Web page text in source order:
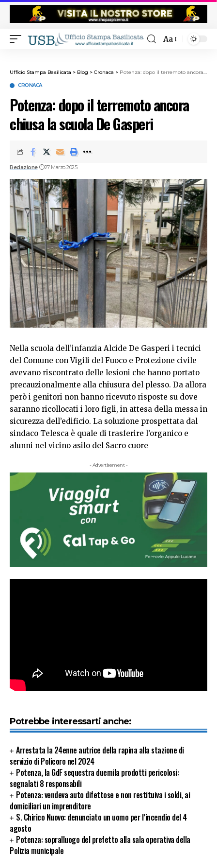
Aa
Ufficio Stampa Basilicata > Blog > Cronaca > Potenza: dopo il terremoto ancora chiusa la scuola De Gasperi
CRONACA
Potenza: dopo il terremoto ancora
chiusa la scuola De Gasperi
Redazione 27 Marzo 2025
Nella scuola dell’infanzia Alcide De Gasperi i tecnici
del Comune con Vigili del Fuoco e Protezione civile
avevano riscontrato delle lesioni che hanno portato
precauzionalmente alla chiusura del plesso. Da allora
però i genitori non hanno ricevuto risposte su dove
saranno ricollocati i loro figli, in attesa della messa in
sicurezza dell’edificio. La soluzione prospettata dal
sindaco Telesca è quale di trasferire l’organico e
alunni nel vicino asilo del Sacro cuore
- Advertisement -
Potrebbe interessarti anche:
Arrestata la 24enne autrice della rapina alla stazione di
servizio di Policoro nel 2024
Potenza, la GdF sequestra duemila prodotti pericolosi:
segnalati 8 responsabili
Potenza: vendeva auto difettose e non restituiva i soldi, ai
domiciliari un imprenditore
S. Chirico Nuovo: denunciato un uomo per l’incendio del 4
agosto
Potenza: sopralluogo del prefetto alla sala operativa della
Polizia municipale